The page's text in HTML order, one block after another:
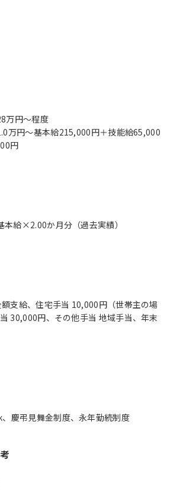
万円〜程度
万円〜基本給215,000円＋技能給65,000
円
給×2.00か月分（過去実績）
支給、住宅手当 10,000円（世帯主の場
30,000円、その他手当 地域手当、年末
慶弔見舞金制度、永年勤続制度